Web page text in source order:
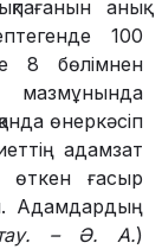
анық
100
8 бөлімнен
өнеркәсіп
адамзат
өткен ғасыр
Адамдардың
– Ә. А.)